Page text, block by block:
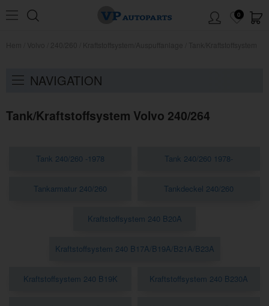
0
NAVIGATION
Tank/Kraftstoffsystem Volvo 240/264
Tank 240/260 -1978 Tank 240/260 1978-
Tankarmatur 240/260 Tankdeckel 240/260
Kraftstoffsystem 240 B20A
Kraftstoffsystem 240 B17A/B19A/B21A/B23A
Kraftstoffsystem 240 B19K Kraftstoffsystem 240 B230A